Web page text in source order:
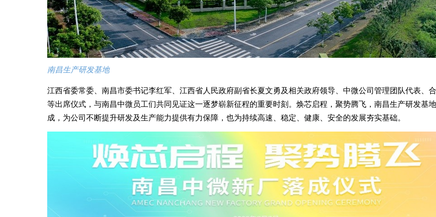
南昌生产研发基地
江西省委常委、南昌市委书记李红军、江西省人民政府副省长夏文勇及相关政府领导、中微公司管理团队代表、
等出席仪式，与南昌中微员工们共同见证这一逐梦崭新征程的重要时刻。焕芯启程，聚势腾飞，南昌生产研发基
成，为公司不断提升研发及生产能力提供有力保障，也为持续高速、稳定、健康、安全的发展夯实基础。